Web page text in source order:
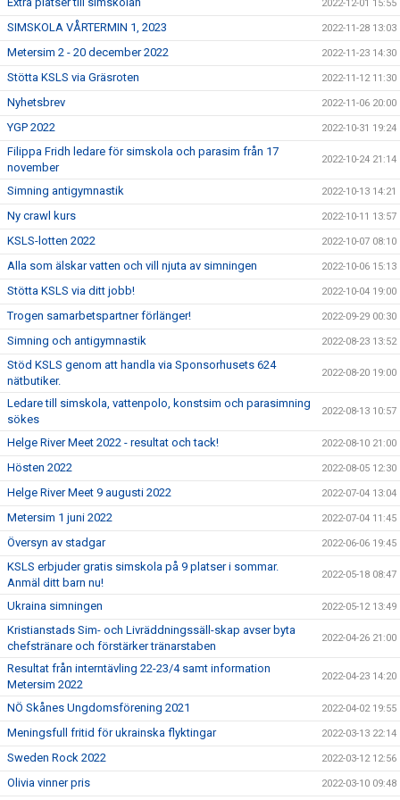
2022-12-01 15:55
SIMSKOLA VÅRTERMIN 1, 2023 2022-11-28 13:03
Metersim 2 - 20 december 2022 2022-11-23 14:30
Stötta KSLS via Gräsroten 2022-11-12 11:30
Nyhetsbrev 2022-11-06 20:00
YGP 2022 2022-10-31 19:24
Filippa Fridh ledare för simskola och parasim från 17
november
2022-10-24 21:14
Simning antigymnastik 2022-10-13 14:21
Ny crawl kurs 2022-10-11 13:57
KSLS-lotten 2022 2022-10-07 08:10
Alla som älskar vatten och vill njuta av simningen 2022-10-06 15:13
Stötta KSLS via ditt jobb! 2022-10-04 19:00
Trogen samarbetspartner förlänger! 2022-09-29 00:30
Simning och antigymnastik 2022-08-23 13:52
Stöd KSLS genom att handla via Sponsorhusets 624
nätbutiker.
2022-08-20 19:00
Ledare till simskola, vattenpolo, konstsim och parasimning
sökes
2022-08-13 10:57
Helge River Meet 2022 - resultat och tack! 2022-08-10 21:00
Hösten 2022 2022-08-05 12:30
Helge River Meet 9 augusti 2022 2022-07-04 13:04
Metersim 1 juni 2022 2022-07-04 11:45
Översyn av stadgar 2022-06-06 19:45
KSLS erbjuder gratis simskola på 9 platser i sommar.
Anmäl ditt barn nu!
2022-05-18 08:47
Ukraina simningen 2022-05-12 13:49
Kristianstads Sim- och Livräddningssäll-skap avser byta
chefstränare och förstärker tränarstaben
2022-04-26 21:00
Resultat från interntävling 22-23/4 samt information
Metersim 2022
2022-04-23 14:20
NÖ Skånes Ungdomsförening 2021 2022-04-02 19:55
Meningsfull fritid för ukrainska flyktingar 2022-03-13 22:14
Sweden Rock 2022 2022-03-12 12:56
Olivia vinner pris 2022-03-10 09:48